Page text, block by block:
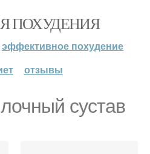
ПОХУДЕНИЯ
эффективное похудение
отзывы
сустав